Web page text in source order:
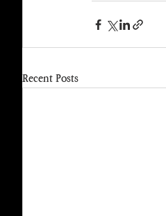
Recent Posts